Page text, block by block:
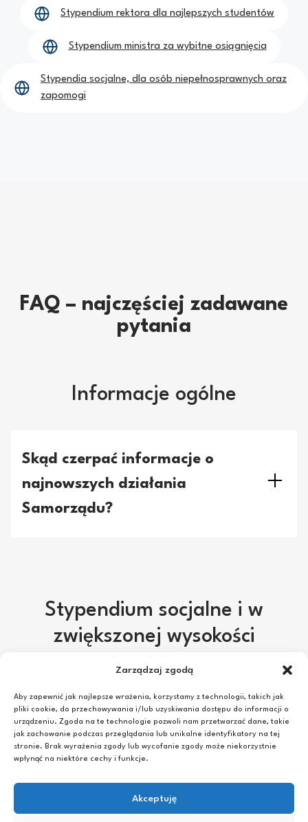
Zarządzaj zgodą
Aby zapewnić jak najlepsze wrażenia, korzystamy z technologii, takich jak
pliki cookie, do przechowywania i/lub uzyskiwania dostępu do informacji o
urządzeniu. Zgoda na te technologie pozwoli nam przetwarzać dane, takie
jak zachowanie podczas przeglądania lub unikalne identyfikatory na tej
stronie. Brak wyrażenia zgody lub wycofanie zgody może niekorzystnie
wpłynąć na niektóre cechy i funkcje.
Akceptuję
Stypendium rektora dla najlepszych studentów
Stypendium ministra za wybitne osiągnięcia
Stypendia socjalne, dla osób niepełnosprawnych oraz
zapomogi
FAQ – najczęściej zadawane
pytania
Informacje ogólne
Skąd czerpać informacje o
najnowszych działania
Samorządu?
Warto też obserwować samorządowego Instagram :
samorzad_studencki_prz. Po więcej informacji należy się
udać do Biura SSPRz lub przyjść na spotkanie ogólne
Stypendium socjalne i w
zwiększonej wysokości
Skąd czerpać informacje o
najnowszych działania
Samorządu?
Wszelkie bieżące informacje można znaleźć na stronie